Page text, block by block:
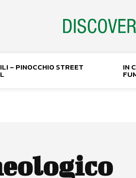
– PINOCCHIO STREET IN